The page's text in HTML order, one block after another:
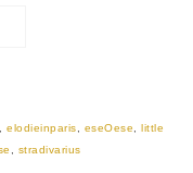
,elodieinparis, eseOese,little
, stradivarius